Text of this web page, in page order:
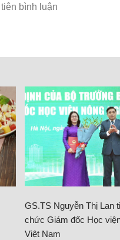
GS.TS Nguyễn Thị Lan
chức Giám đốc Học
Việt Nam